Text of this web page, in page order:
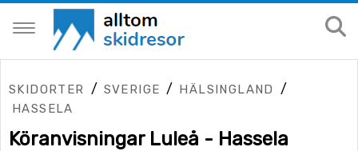
SKIDORTER / SVERIGE / HÄLSINGLAND /
HASSELA
Köranvisningar Luleå - Hassela